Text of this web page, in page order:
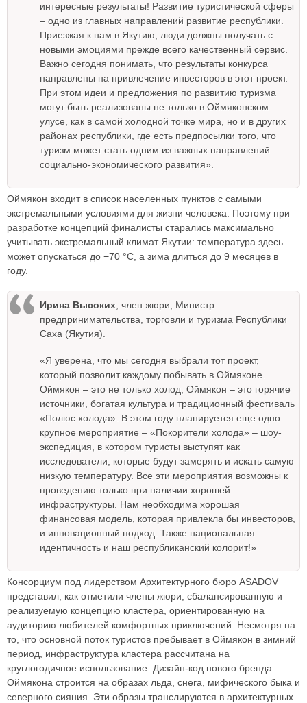
интересные результаты! Развитие туристической сферы
– одно из главных направлений развитие республики.
Приезжая к нам в Якутию, люди должны получать с
новыми эмоциями прежде всего качественный сервис.
Важно сегодня понимать, что результаты конкурса
направлены на привлечение инвесторов в этот проект.
При этом идеи и предложения по развитию туризма
могут быть реализованы не только в Оймяконском
улусе, как в самой холодной точке мира, но и в других
районах республики, где есть предпосылки того, что
туризм может стать одним из важных направлений
социально-экономического развития».
Оймякон входит в список населенных пунктов с самыми
экстремальными условиями для жизни человека. Поэтому при
разработке концепций финалисты старались максимально
учитывать экстремальный климат Якутии: температура здесь
может опускаться до −70 °C, а зима длиться до 9 месяцев в
году.
Ирина Высоких , член жюри, Министр
предпринимательства, торговли и туризма Республики
Саха (Якутия).
«Я уверена, что мы сегодня выбрали тот проект,
который позволит каждому побывать в Оймяконе.
Оймякон – это не только холод, Оймякон – это горячие
источники, богатая культура и традиционный фестиваль
«Полюс холода». В этом году планируется еще одно
крупное мероприятие – «Покорители холода» – шоу-
экспедиция, в котором туристы выступят как
исследователи, которые будут замерять и искать самую
низкую температуру. Все эти мероприятия возможны к
проведению только при наличии хорошей
инфраструктуры. Нам необходима хорошая
финансовая модель, которая привлекла бы инвесторов,
и инновационный подход. Также национальная
идентичность и наш республиканский колорит!»
Консорциум под лидерством Архитектурного бюро ASADOV
представил, как отметили члены жюри, сбалансированную и
реализуемую концепцию кластера, ориентированную на
аудиторию любителей комфортных приключений. Несмотря на
то, что основной поток туристов пребывает в Оймякон в зимний
период, инфраструктура кластера рассчитана на
круглогодичное использование. Дизайн-код нового бренда
Оймякона строится на образах льда, снега, мифического быка и
северного сияния. Эти образы транслируются в архитектурных